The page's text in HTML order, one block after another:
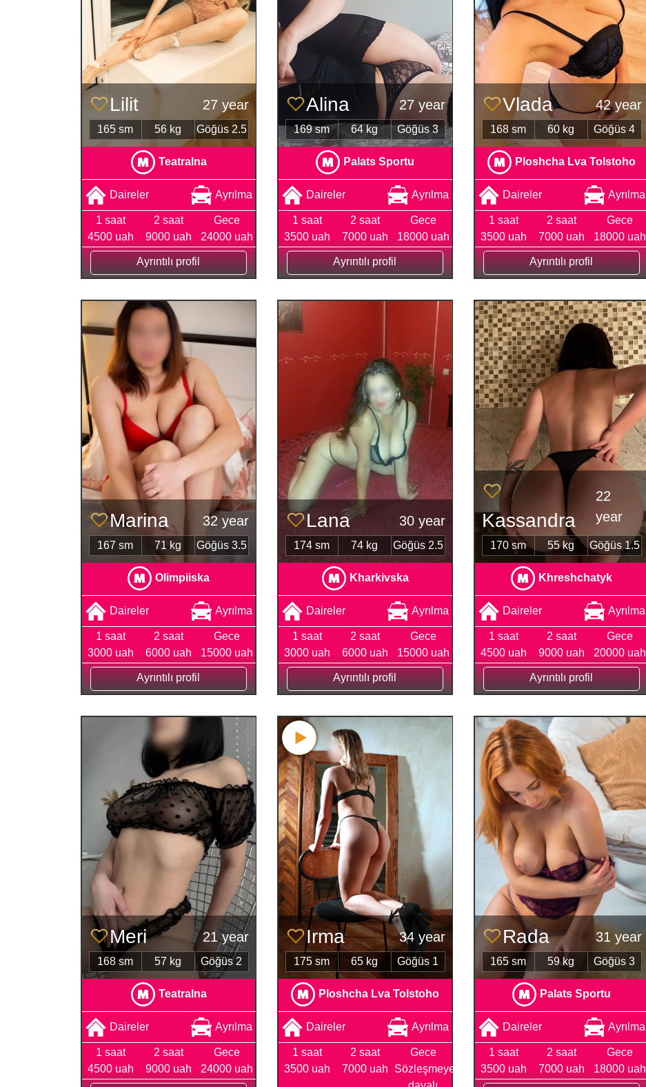
Lilit 27 year
165 sm 56 kg Göğüs 2.5
Teatralna
Daireler Ayrılma
1 saat
4500 uah
2 saat
9000 uah
Gece
24000 uah
Ayrıntılı profil
Alina 27 year
169 sm 64 kg Göğüs 3
Palats Sportu
Daireler Ayrılma
1 saat
3500 uah
2 saat
7000 uah
Gece
18000 uah
Ayrıntılı profil
Vlada 42 year
168 sm 60 kg Göğüs 4
Ploshcha Lva Tolstoho
Daireler Ayrılma
1 saat
3500 uah
2 saat
7000 uah
Gece
18000 uah
Ayrıntılı profil
Marina 32 year
167 sm 71 kg Göğüs 3.5
Olimpiiska
Daireler Ayrılma
1 saat
3000 uah
2 saat
6000 uah
Gece
15000 uah
Ayrıntılı profil
Lana 30 year
174 sm 74 kg Göğüs 2.5
Kharkivska
Daireler Ayrılma
1 saat
3000 uah
2 saat
6000 uah
Gece
15000 uah
Ayrıntılı profil
Kassandra
22
year
170 sm 55 kg Göğüs 1.5
Khreshchatyk
Daireler Ayrılma
1 saat
4500 uah
2 saat
9000 uah
Gece
20000 uah
Ayrıntılı profil
Meri 21 year
168 sm 57 kg Göğüs 2
Teatralna
Daireler Ayrılma
1 saat
4500 uah
2 saat
9000 uah
Gece
24000 uah
Irma 34 year
175 sm 65 kg Göğüs 1
Ploshcha Lva Tolstoho
Daireler Ayrılma
1 saat
3500 uah
2 saat
7000 uah
Gece
Sözleşmeye
Rada 31 year
165 sm 59 kg Göğüs 3
Palats Sportu
Daireler Ayrılma
1 saat
3500 uah
2 saat
7000 uah
Gece
18000 uah